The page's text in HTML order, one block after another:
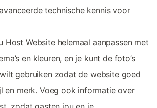
technische kennis voor
Host Website helemaal aanpassen met
en kleuren, en je kunt de foto’s
gebruiken zodat de website goed
en merk. Voeg ook informatie over